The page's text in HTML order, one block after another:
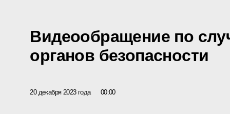
Видеообращение по
органов безопасности
20 декабря 2023 года 00:00